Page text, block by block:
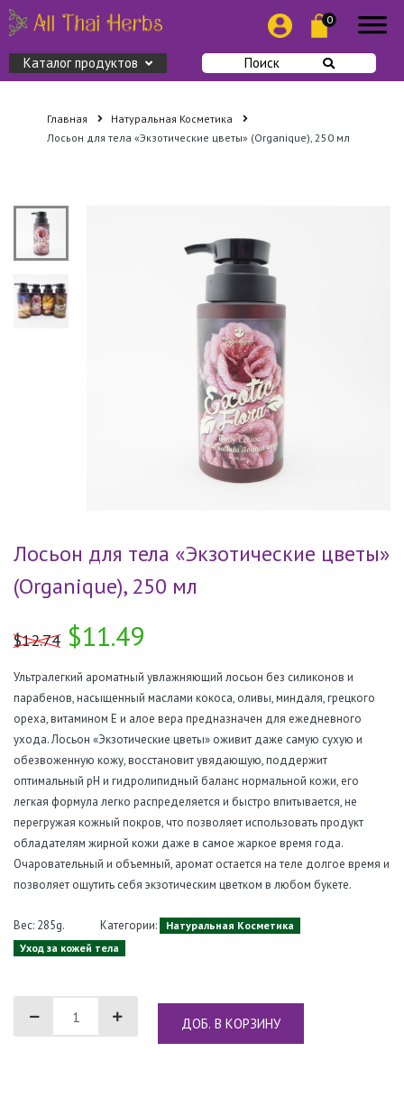
0
Каталог продуктов Поиск
Главная
Натуральная Косметика
Лосьон для тела «Экзотические цветы» (Organique), 250 мл
Лосьон для тела «Экзотические цветы»
(Organique), 250 мл
$12.74 $11.49
Ультралегкий ароматный увлажняющий лосьон без силиконов и
парабенов, насыщенный маслами кокоса, оливы, миндаля, грецкого
ореха, витамином Е и алое вера предназначен для ежедневного
ухода. Лосьон «Экзотические цветы» оживит даже самую сухую и
обезвоженную кожу, восстановит увядающую, поддержит
оптимальный pH и гидролипидный баланс нормальной кожи, его
легкая формула легко распределяется и быстро впитывается, не
перегружая кожный покров, что позволяет использовать продукт
обладателям жирной кожи даже в самое жаркое время года.
Очаровательный и объемный, аромат остается на теле долгое время и
позволяет ощутить себя экзотическим цветком в любом букете.
Вес: 285g. Категории:
Натуральная Косметика
Уход за кожей тела
ДОБ. В КОРЗИНУ